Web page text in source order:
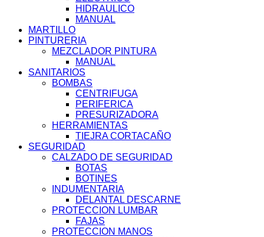
HIDRAULICO
MANUAL
MARTILLO
PINTURERIA
MEZCLADOR PINTURA
MANUAL
SANITARIOS
BOMBAS
CENTRIFUGA
PERIFERICA
PRESURIZADORA
HERRAMIENTAS
TIEJRA CORTACAÑO
SEGURIDAD
CALZADO DE SEGURIDAD
BOTAS
BOTINES
INDUMENTARIA
DELANTAL DESCARNE
PROTECCION LUMBAR
FAJAS
PROTECCION MANOS